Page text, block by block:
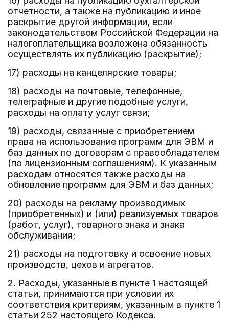
отчетности, а также на публикацию и иное
раскрытие другой информации, если
законодательством Российской Федерации на
налогоплательщика возложена обязанность
осуществлять их публикацию (раскрытие);
17) расходы на канцелярские товары;
18) расходы на почтовые, телефонные,
телеграфные и другие подобные услуги,
расходы на оплату услуг связи;
19) расходы, связанные с приобретением
права на использование программ для ЭВМ и
баз данных по договорам с правообладателем
(по лицензионным соглашениям). К указанным
расходам относятся также расходы на
обновление программ для ЭВМ и баз данных;
20) расходы на рекламу производимых
(приобретенных) и (или) реализуемых товаров
(работ, услуг), товарного знака и знака
обслуживания;
21) расходы на подготовку и освоение новых
производств, цехов и агрегатов.
2. Расходы, указанные в пункте 1 настоящей
статьи, принимаются при условии их
соответствия критериям, указанным в пункте 1
статьи 252 настоящего Кодекса.